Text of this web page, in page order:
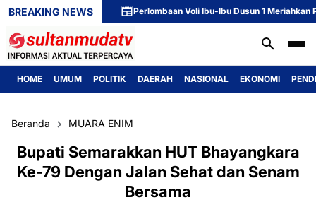
BREAKING NEWS Perlombaan Voli Ibu-Ibu Dusun 1 Meriahkan
HOME UMUM POLITIK DAERAH NASIONAL EKONOMI
Beranda MUARA ENIM
Bupati Semarakkan HUT Bhayangkara
Ke-79 Dengan Jalan Sehat dan Senam
Bersama